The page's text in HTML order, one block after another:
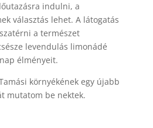
indulni, a
választás lehet. A látogatás
a természet
levendulás limonádé
élményeit.
környékének egy újabb
mutatom be nektek.